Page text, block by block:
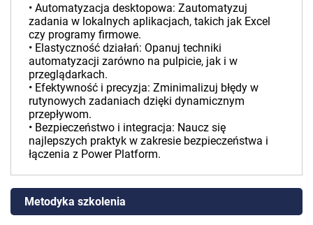
• Automatyzacja desktopowa: Zautomatyzuj
zadania w lokalnych aplikacjach, takich jak Excel
czy programy firmowe.
• Elastyczność działań: Opanuj techniki
automatyzacji zarówno na pulpicie, jak i w
przeglądarkach.
• Efektywność i precyzja: Zminimalizuj błędy w
rutynowych zadaniach dzięki dynamicznym
przepływom.
• Bezpieczeństwo i integracja: Naucz się
najlepszych praktyk w zakresie bezpieczeństwa i
łączenia z Power Platform.
Metodyka szkolenia